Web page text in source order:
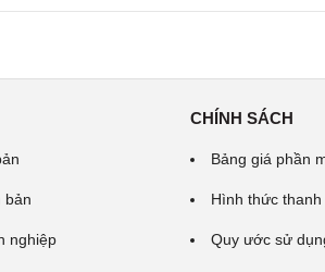
bản
nghiệp
CHÍNH SÁCH
Bảng giá phần
Hình thức thanh
Quy ước sử